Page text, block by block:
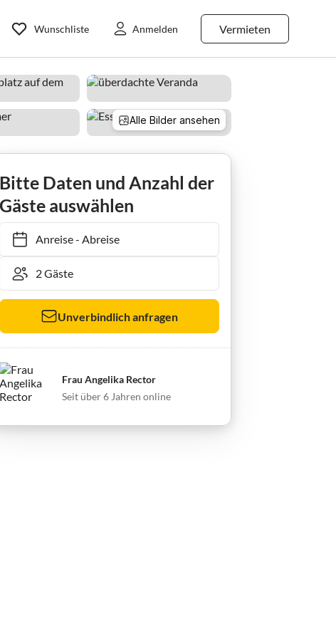
Vermieten
Wunschliste Anmelden
Alle Bilder ansehen
Bitte Daten und Anzahl der
Gäste auswählen
Anreise- Abreise
Unverbindlich anfragen
Frau Angelika Rector
Seit über 6 Jahren online